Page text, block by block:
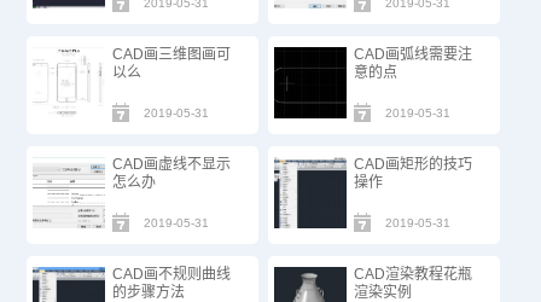
2019-05-31 2019-05-31
CAD画三维图画可
以么
2019-05-31
CAD画弧线需要注
意的点
2019-05-31
CAD画虚线不显示
怎么办
2019-05-31
CAD画矩形的技巧
操作
2019-05-31
CAD画不规则曲线
的步骤方法
CAD渲染教程花瓶
渲染实例